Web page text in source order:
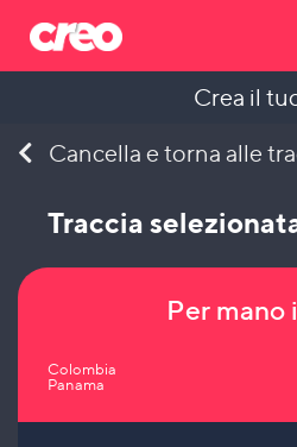
to
Crea il
Cancella e torna alle
Traccia
Colombia
Panama
Per mano